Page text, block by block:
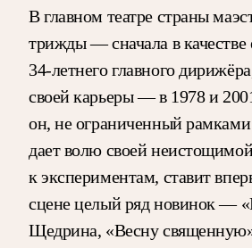
В главном театре страны
трижды — сначала в качестве
34-летнего главного
своей карьеры — в 1978 и
он, не ограниченный рамками
дает волю своей
к экспериментам, ставит
сцене целый ряд новинок —
Щедрина, «Весну